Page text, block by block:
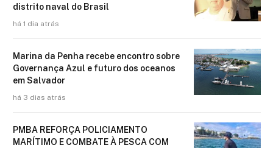
distrito naval do Brasil
há 1 dia atrás
Marina da Penha recebe encontro sobre
Governança Azul e futuro dos oceanos
em Salvador
há 3 dias atrás
PMBA REFORÇA POLICIAMENTO
MARÍTIMO E COMBATE À PESCA COM